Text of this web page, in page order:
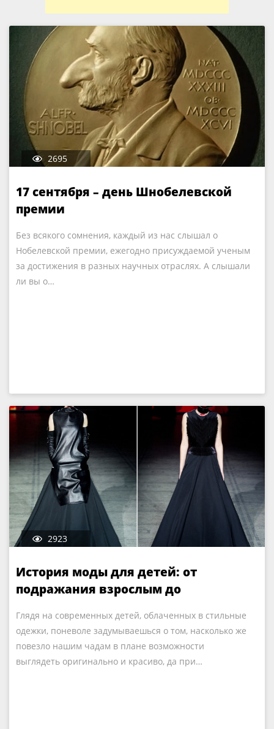
2695
17 сентября – день Шнобелевской
премии
Без всякого сомнения, каждый из нас слышал о
Нобелевской премии, ежегодно присуждаемой ученым
за достижения в разных научных отраслях. А слышали
ли вы о…
2923
История моды для детей: от
подражания взрослым до
Глядя на современных детей, облаченных в стильные
одежки, поневоле задумываешься о том, насколько же
повезло нашим чадам в плане возможности
выглядеть оригинально и красиво, да при…